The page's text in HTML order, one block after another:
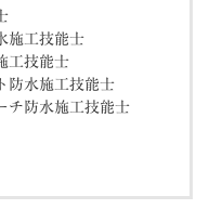
施工技能士
工技能士
防水施工技能士
チ防水施工技能士